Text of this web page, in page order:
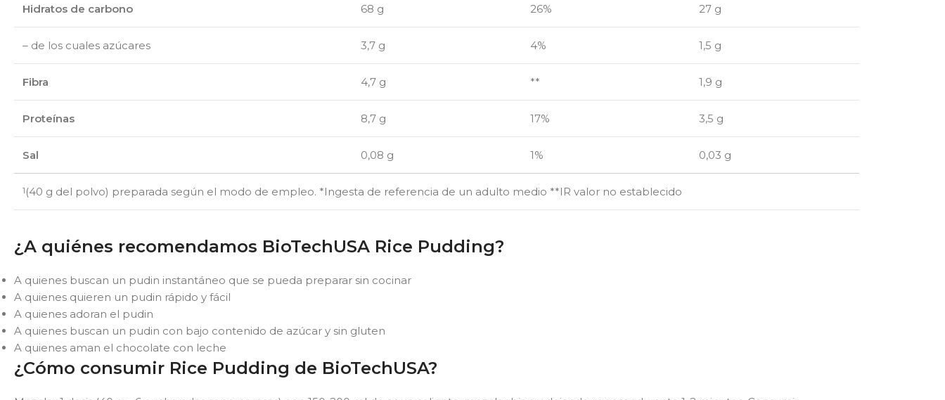
Hidratos de carbono 68 g 26% 27 g
– de los cuales azúcares 3,7 g 4% 1,5 g
Fibra 4,7 g ** 1,9 g
Proteínas 8,7 g 17% 3,5 g
Sal 0,08 g 1% 0,03 g
1 (40 g del polvo) preparada según el modo de empleo. *Ingesta de referencia de un adulto medio **IR valor no establecido
¿A quiénes recomendamos BioTechUSA Rice Pudding?
A quienes buscan un pudin instantáneo que se pueda preparar sin cocinar
A quienes quieren un pudin rápido y fácil
A quienes adoran el pudin
A quienes buscan un pudin con bajo contenido de azúcar y sin gluten
A quienes aman el chocolate con leche
¿Cómo consumir Rice Pudding de BioTechUSA?